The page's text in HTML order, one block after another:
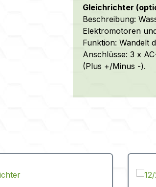
Gleichrichter
Beschreibung:
Elektromotoren
Funktion: Wandelt
Anschlüsse: 3 x
(Plus +/Minus -).